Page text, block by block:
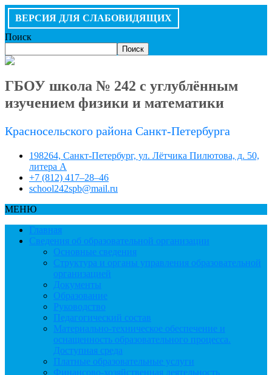
ВЕРСИЯ ДЛЯ СЛАБОВИДЯЩИХ
Поиск
Поиск
ГБОУ школа № 242 с углублённым
изучением физики и математики
Красносельского района Санкт-Петербурга
198264, Санкт-Петербург, ул. Лётчика Пилютова, д. 50,
литера А
+7 (812) 417–28–46
school242spb@mail.ru
МЕНЮ
Главная
Сведения об образовательной организации
Основные сведения
Структура и органы управления образовательной
организацией
Документы
Образование
Руководство
Педагогический состав
Материально-техническое обеспечение и
оснащенность образовательного процесса.
Доступная среда
Платные образовательные услуги
Финансово-хозяйственная деятельность